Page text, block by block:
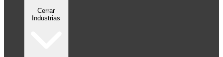
Cerrar
Industrias